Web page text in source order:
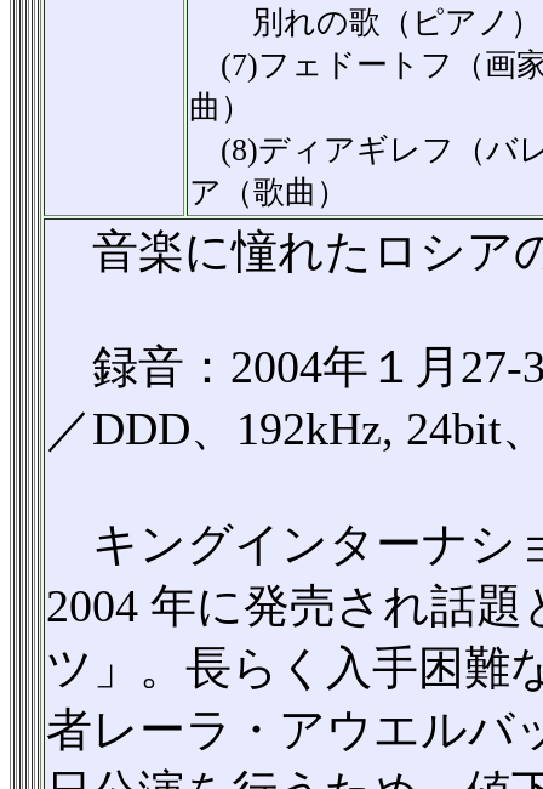
別れの歌（ピアノ）
(7)フェドートフ（画
曲）
(8)ディアギレフ（バ
ア（歌曲）
音楽に憧れたロシア
録音：2004年１月27-
／DDD、192kHz, 24bit
キングインターナシ
2004 年に発売され話
ツ」。長らく入手困難
者レーラ・アウエルバ